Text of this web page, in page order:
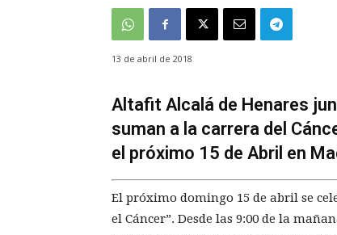
13 de abril de 2018
Altafit Alcalá de Henares
suman a la carrera del
el próximo 15 de Abril en
El próximo domingo 15 de abril se
el Cáncer”. Desde las 9:00 de la